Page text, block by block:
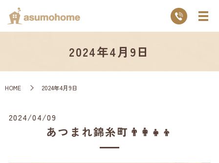
2024年4月9日
HOME 2024年4月9日
2024/04/09
あつまれ錦糸町👨‍👩‍👧‍👦